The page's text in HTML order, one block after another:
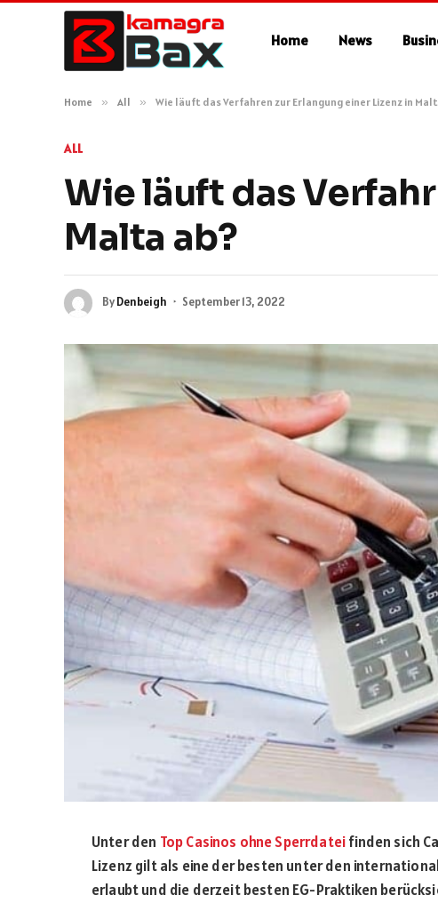
Home News
Home » All » Wie läuft das Verfahren zur Erlangung einer Lizenz in
ALL
Wie läuft das
Malta ab?
ByDenbeigh September 13, 2022
Unter den Top Casinos ohne Sperrdateifinden sich
Lizenz gilt als eine der besten unter den
erlaubt und die derzeit besten EG-Praktiken